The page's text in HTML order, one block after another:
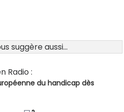
suggère aussi...
Radio :
du handicap dès